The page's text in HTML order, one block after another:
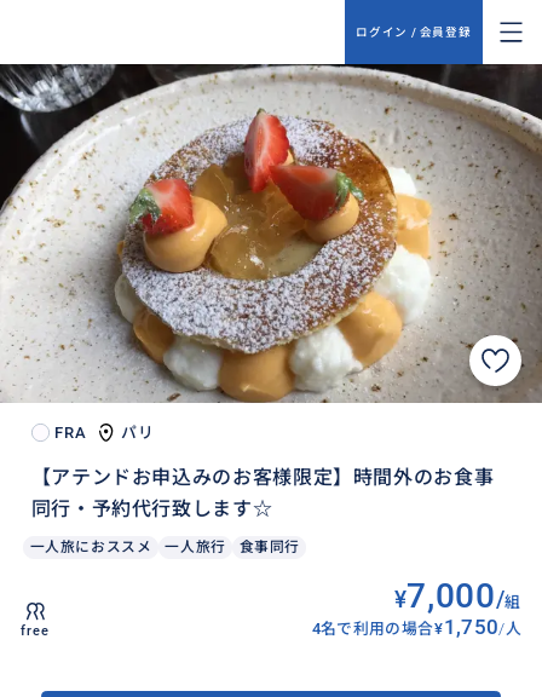
ログイン / 会員登録
FRA パリ
【アテンドお申込みのお客様限定】時間外のお食事
同行・予約代行致します☆
一人旅におススメ 一人旅行 食事同行
free
¥7,000/組
4名で利用の場合¥1,750/人